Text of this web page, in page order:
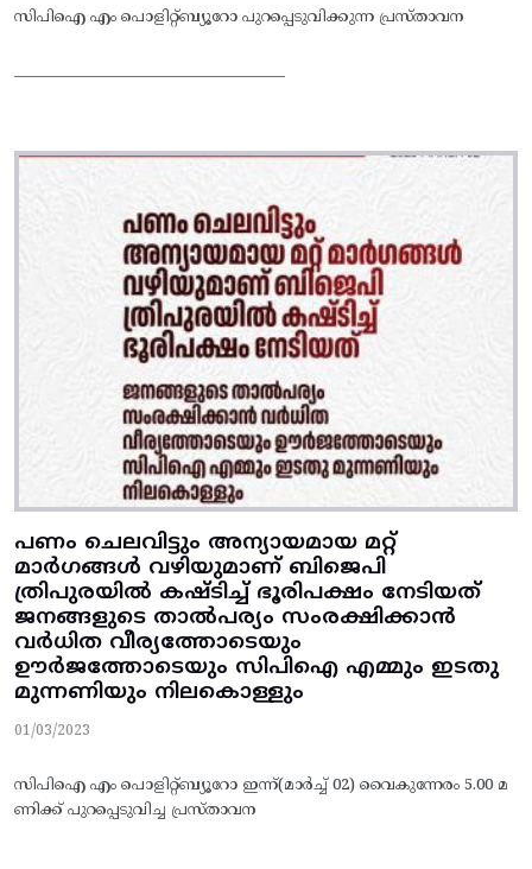
സിപിഐ എം പൊളിറ്റ്‌ബ്യൂറോ പുറപ്പെടുവിക്കുന്ന പ്രസ്താവന
______________________________________
പണം ചെലവിട്ടും അന്യായമായ മറ്റ്
മാർഗങ്ങൾ വഴിയുമാണ് ബിജെപി
ത്രിപുരയിൽ കഷ്ടിച്ച് ഭൂരിപക്ഷം നേടിയത്
ജനങ്ങളുടെ താൽപര്യം സംരക്ഷിക്കാൻ
വർധിത വീര്യത്തോടെയും
ഊർജത്തോടെയും സിപിഐ എമ്മും ഇടതു
മുന്നണിയും നിലകൊള്ളും
01/03/2023
സിപിഐ എം പൊളിറ്റ്‌ബ്യൂറോ ഇന്ന്(മാർച്ച് 02) വൈകുന്നേരം 5.00 മ
ണിക്ക് പുറപ്പെടുവിച്ച പ്രസ്താവന